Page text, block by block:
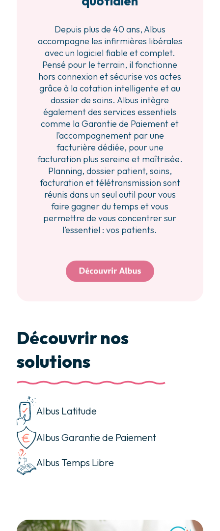
Depuis plus de 40 ans, Albus
accompagne les infirmières libérales
avec un logiciel fiable et complet.
Pensé pour le terrain, il fonctionne
hors connexion et sécurise vos actes
grâce à la cotation intelligente et au
dossier de soins. Albus intègre
également des services essentiels
comme la Garantie de Paiement et
l’accompagnement par une
facturière dédiée, pour une
facturation plus sereine et maîtrisée.
Planning, dossier patient, soins,
facturation et télétransmission sont
réunis dans un seul outil pour vous
faire gagner du temps et vous
permettre de vous concentrer sur
l’essentiel : vos patients.
Découvrir nos
solutions
Albus Latitude
Albus Garantie de Paiement
Albus Temps Libre